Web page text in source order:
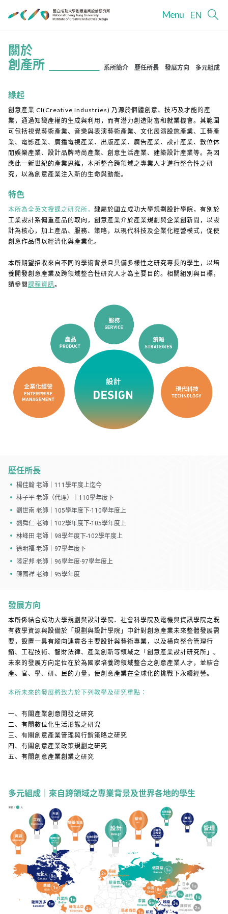
Menu EN
關於
創產所
系所簡介 歷任所長 發展方向 多元組成
緣起
創意產業 CI(Creative Industries) 乃源於個體創意、技巧及才能的產
業，通過知識產權的生成與利用，而有潛力創造財富和就業機會。其範圍
可包括視覺藝術產業、音樂與表演藝術產業、文化展演設施產業、工藝產
業、電影產業、廣播電視產業、出版產業、廣告產業、設計產業、數位休
閒娛樂產業、設計品牌時尚產業、創意生活產業、建築設計產業等。為因
應此一新世紀的產業思維，本所整合跨領域之專業人才進行整合性之研
究，以為創意產業注入新的生命與動能。
特色
本所為全英文授課之研究所， 隸屬於國立成功大學規劃設計學院，有別於
工業設計系偏重產品的取向，創意產業介於產業規劃與企業創新間，以設
計為核心，加上產品、服務、策略，以現代科技及企業化經營模式，促使
創意作品得以經濟化與產業化。
本所期望招收來自不同的學術背景且具備多樣性之研究專長的學生，以培
養開發創意產業及跨領域整合性研究人才為主要目的。相關組別與目標，
請參閱 課程資訊。
歷任所長
楊佳翰 老師｜111學年度上迄今
林子平 老師（代理）｜110學年度下
劉世南 老師｜105學年度下-110學年度上
劉舜仁 老師｜102學年度下-105學年度上
林峰田 老師｜98學年度下-102學年度上
徐明福 老師｜97學年度下
陸定邦 老師｜96學年度-97學年度上
陳國祥 老師｜95學年度
發展方向
本所係結合成功大學規劃與設計學院、社會科學院及電機與資訊學院之既
有教學資源與設備於「規劃與設計學院」中針對創意產業未來整體發展需
要，設置一具有縱向連貫各主要設計與藝術專業，以及橫向整合管理行
銷、工程技術、智財法律、產業創新等領域之「創意產業設計研究所」。
未來的發展方向定位在於為國家培養跨領域整合之創意產業人才，並結合
產、官、學、研、民的力量，使創意產業在全球化的挑戰下永續經營。
本所未來的發展將致力於下列教學及研究重點：
一、有關產業創意開發之研究
二、有關數位化生活形態之研究
三、有關創意產業管理與行銷策略之研究
四、有關創意產業政策規劃之研究
五、有關創意產業創業之研究
多元組成｜來自跨領域之專業背景及世界各地的學生